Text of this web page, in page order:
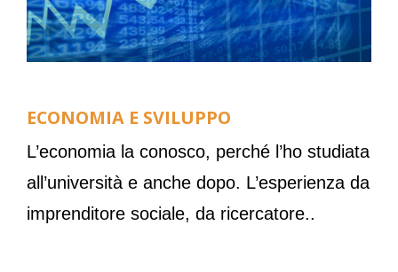
ECONOMIA E SVILUPPO
L’economia la conosco, perché l’ho studiata
all’università e anche dopo. L’esperienza da
imprenditore sociale, da ricercatore..